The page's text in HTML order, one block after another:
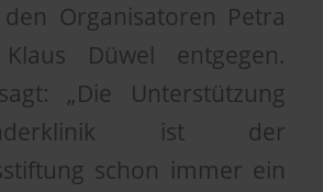
Organisatoren Petra
Düwel entgegen.
„Die Unterstützung
ist der
schon immer ein